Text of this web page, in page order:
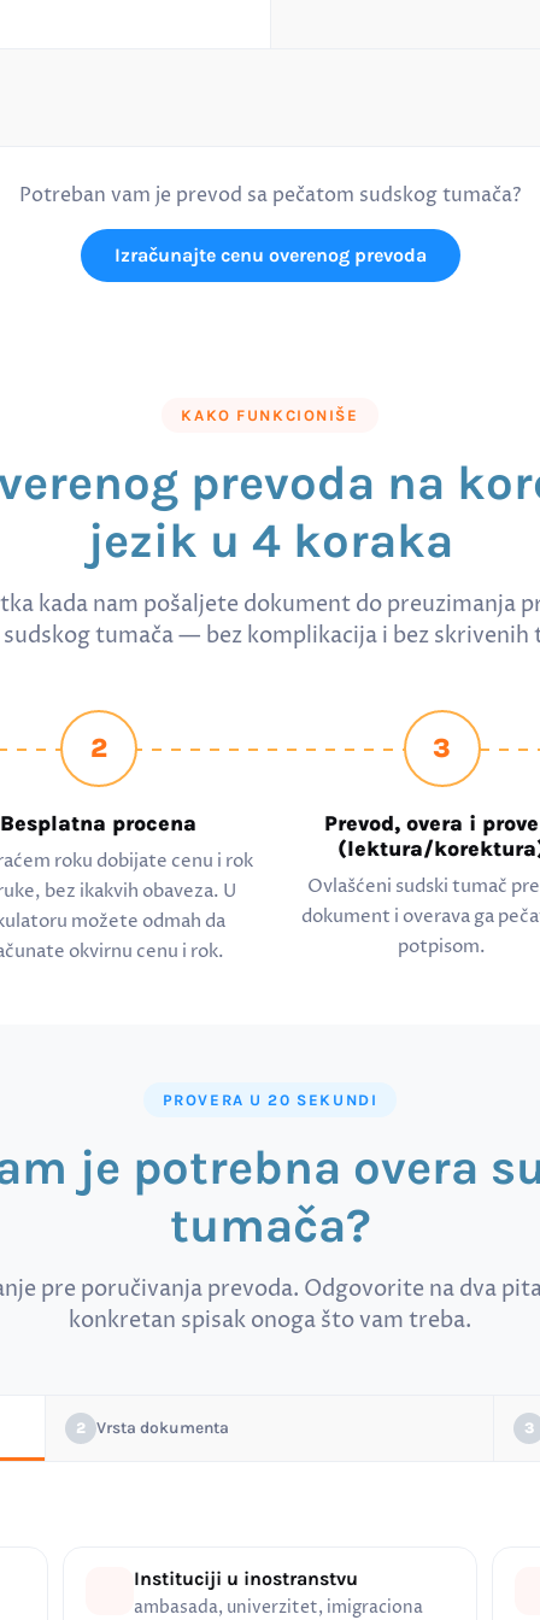
Potreban vam je prevod sa pečatom sudskog tumača?
Izračunajte cenu overenog prevoda
KAKO FUNKCIONIŠE
prevoda na
jezik u 4 koraka
kada nam pošaljete dokument do preuzimanja
tumača — bez komplikacija i bez skrivenih
2
Besplatna procena
roku dobijate cenu i rok
bez ikakvih obaveza. U
možete odmah da
okvirnu cenu i rok.
3
Prevod, overa i
(lektura/
Ovlašćeni sudski tumač
dokument i overava ga
potpisom.
PROVERA U 20 SEKUNDI
je potrebna overa
tumača?
pre poručivanja prevoda. Odgovorite na dva
konkretan spisak onoga što vam treba.
2 Vrsta dokumenta 3
Instituciji u inostranstvu
ambasada, univerzitet, imigraciona